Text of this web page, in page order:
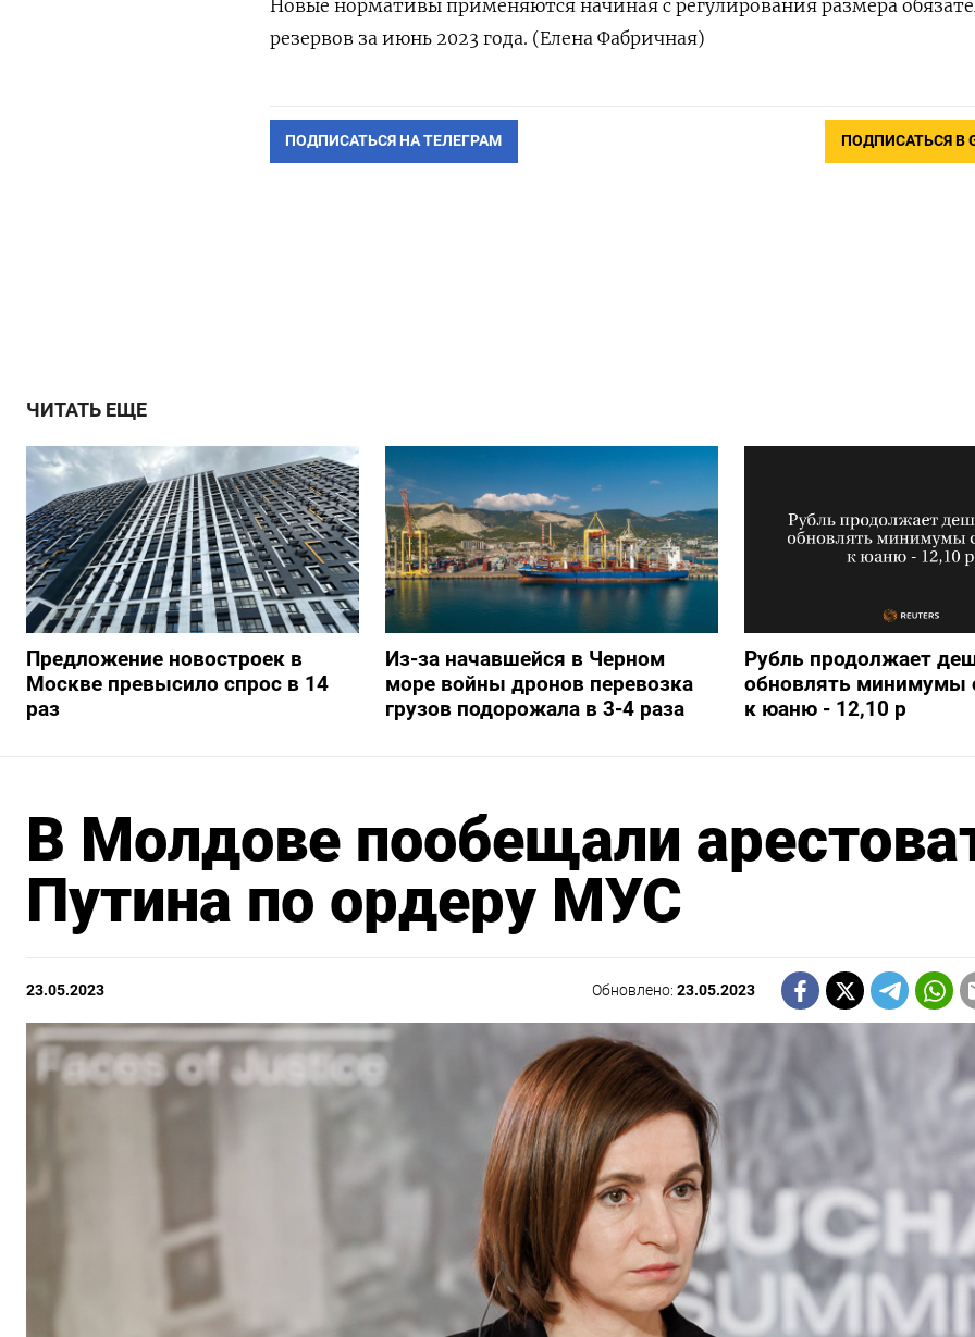
Новые нормативы применяются начиная с регулирования размера
резервов за июнь 2023 года. (Елена Фабричная)
ПОДПИСАТЬСЯ НА ТЕЛЕГРАМ ПОДПИСАТЬСЯ В
ЧИТАТЬ ЕЩЕ
Предложение новостроек в
Москве превысило спрос в 14
раз
Из-за начавшейся в Черном
море войны дронов перевозка
грузов подорожала в 3-4 раза
Рубль продолжает
обновлять минимумы
к юаню - 12,10 р
В Молдове пообещали
Путина по ордеру МУС
23.05.2023 Обновлено:23.05.2023